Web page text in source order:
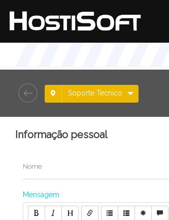
Soporte Tecnico
Informação pessoal
Nome
Mensagem